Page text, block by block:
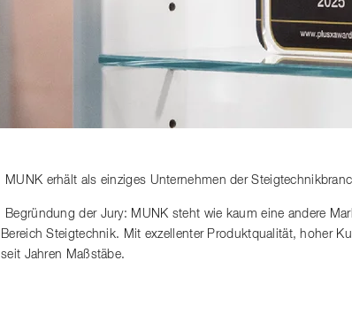
MUNK erhält als einziges Unternehmen der
Begründung der Jury: MUNK steht wie kaum eine andere
Bereich Steigtechnik. Mit exzellenter Produktqualität, hoher
seit Jahren Maßstäbe.